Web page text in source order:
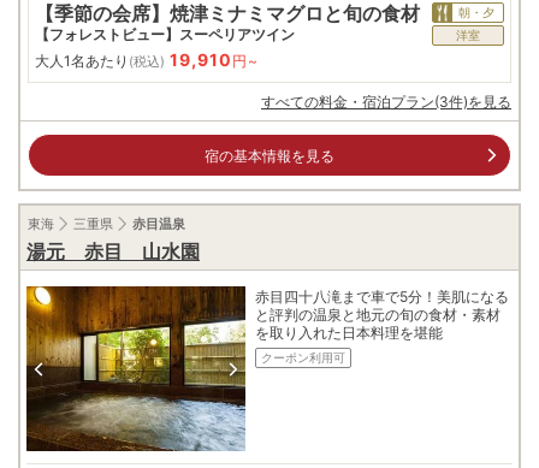
【季節の会席】焼津ミナミマグロと旬の食材
【フォレストビュー】スーペリアツイン
朝・夕
洋室
大人1名あたり (税込) 19,910 円~
すべての料金・宿泊プラン(3件)を見る
宿の基本情報を見る
東海 三重県 赤目温泉
湯元 赤目 山水園
赤目四十八滝まで車で5分！美肌になる
と評判の温泉と地元の旬の食材・素材
を取り入れた日本料理を堪能
クーポン利用可